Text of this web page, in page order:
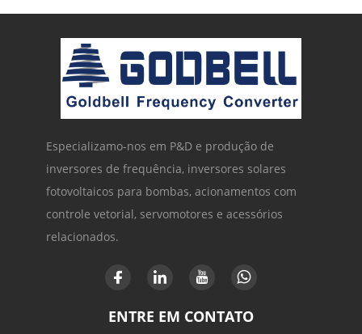
Especializamo-nos em P&D e produção de
inversores de frequência, inversores solares
fotovoltaicos para bombas, acionamentos com
controle vetorial, servomotores e acessórios
relacionados.
ENTRE EM CONTATO